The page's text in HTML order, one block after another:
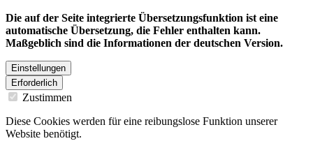
Die auf der Seite integrierte Übersetzungsfunktion ist eine
automatische Übersetzung, die Fehler enthalten kann.
Maßgeblich sind die Informationen der deutschen Version.
Einstellungen
Erforderlich
Zustimmen
Diese Cookies werden für eine reibungslose Funktion unserer
Website benötigt.